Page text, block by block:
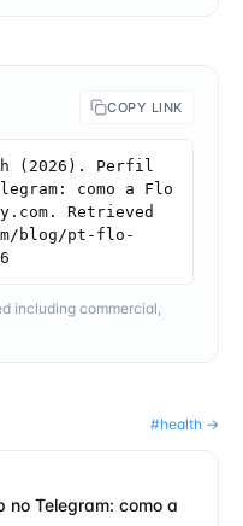
COPY LINK
(2026). Perfil
como a Flo
Retrieved
blog/pt-flo-
including commercial,
#health →
no Telegram: como a